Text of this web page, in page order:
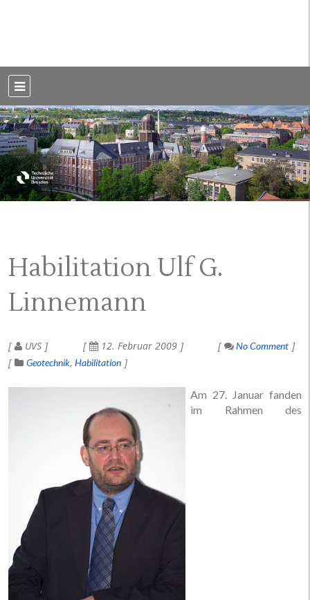
Dresden
Habilitation Ulf G.
Linnemann
UVS 12. Februar 2009
No Comment
Geotechnik Habilitation
Am 27. Januar fanden
im Rahmen des